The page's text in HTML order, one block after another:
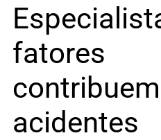
acidentes